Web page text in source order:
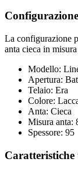
La configurazione
anta cieca in
Modello:
Apertura:
Telaio: Era
Colore:
Anta: Cieca
Misura anta:
Spessore: 95
Caratteristiche